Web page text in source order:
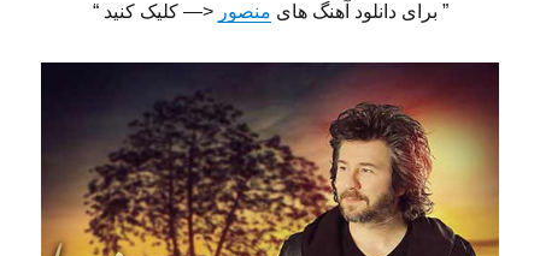
” برای دانلود آهنگ های منصور <— کلیک کنید “